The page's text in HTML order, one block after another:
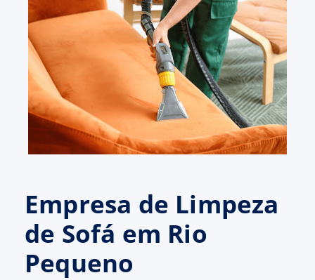
Empresa de Limpeza
de Sofá em Rio
Pequeno